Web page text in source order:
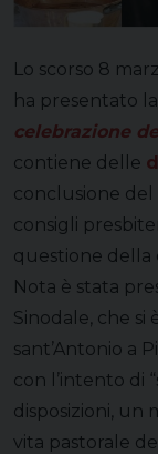
Lo scorso 8
ha presentato la
celebrazione
contiene delle
conclusione del
consigli
questione della
Nota è stata
Sinodale, che si
sant’Antonio a
con l’intento di
disposizioni, un
vita pastorale